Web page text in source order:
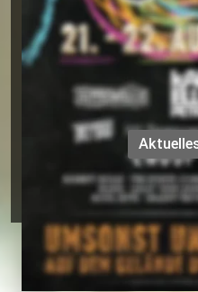
Umsonst und
21. bis 23.